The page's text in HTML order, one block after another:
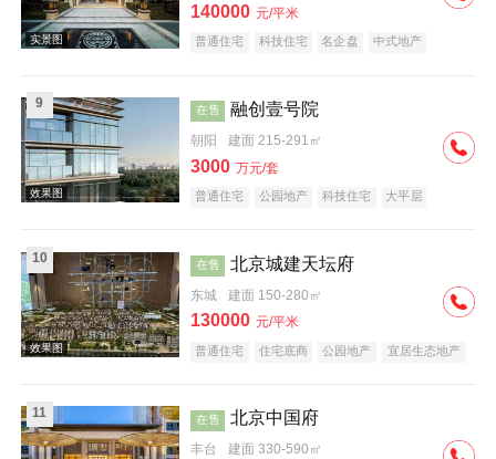
实景图
140000 元/平米
普通住宅 科技住宅 名企盘
中式地产
9 在售 融创壹号院
朝阳 建面 215-291㎡
3000 万元/套
普通住宅 公园地产 科技住宅 大平层
10 在售 北京城建天坛府
东城 建面 150-280㎡
130000 元/平米
普通住宅 住宅底商 公园地产 宜居生态地产
11 在售 北京中国府
丰台 建面 330-590㎡